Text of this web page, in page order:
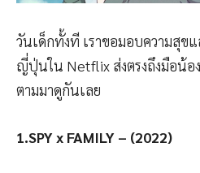
วันเด็กทั้งที เราขอมอบความสุข
ญี่ปุ่นใน Netflix ส่งตรงถึงมือน้อ
ตามมาดูกันเลย
1.SPY x FAMILY – (2022)